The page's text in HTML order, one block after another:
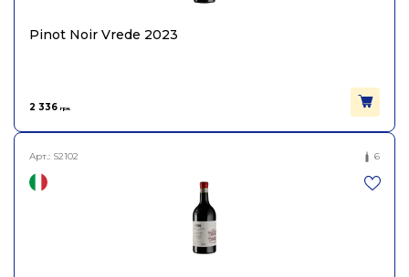
Об'єм
Pinot Noir Vrede 2023
2 336 грн.
Арт.: S2102 6